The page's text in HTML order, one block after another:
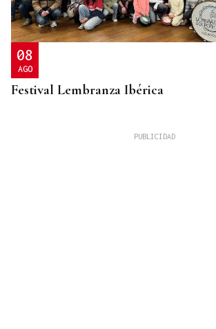
08
AGO
Festival Lembranza Ibérica